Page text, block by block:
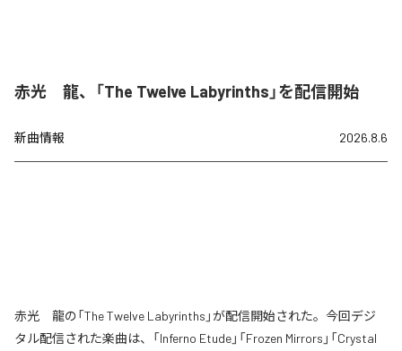
赤光 龍、「The Twelve Labyrinths」を配信開始
新曲情報 2026.8.6
赤光 龍の「The Twelve Labyrinths」が配信開始された。今回デジ
タル配信された楽曲は、「Inferno Etude」「Frozen Mirrors」「Crystal